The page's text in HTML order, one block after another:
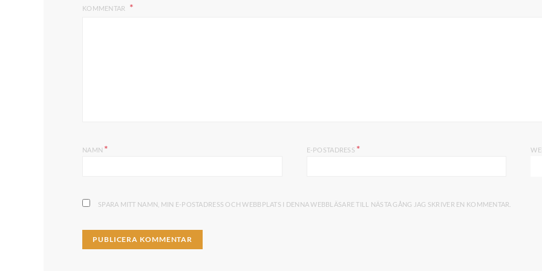
KOMMENTAR
NAMN * E-POSTADRESS *
SPARA MITT NAMN, MIN E-POSTADRESS OCH WEBBPLATS I DENNA WEBBLÄSARE TILL NÄSTA GÅNG JAG SKRIVER EN KOMMENTAR.